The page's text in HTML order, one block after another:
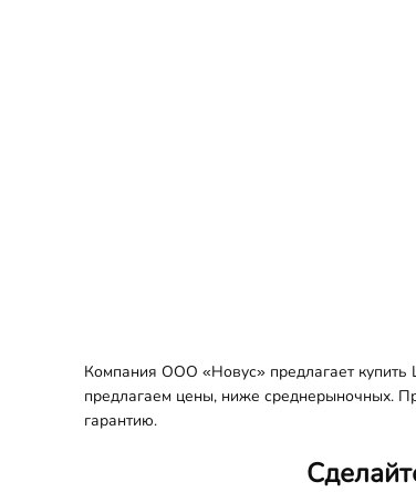
Компания ООО «Новус» предлагает купить
предлагаем цены, ниже среднерыночных.
гарантию.